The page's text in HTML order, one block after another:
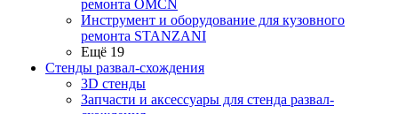
ремонта OMCN
Инструмент и оборудование для кузовного
ремонта STANZANI
Ещё 19
Стенды развал-схождения
3D стенды
Запчасти и аксессуары для стенда развал-